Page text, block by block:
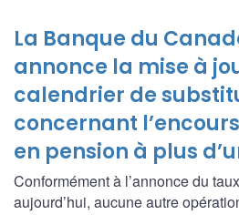
La Banque du
annonce la mise à
calendrier de
concernant
en pension à plus
Conformément à l’annonce du
aujourd’hui, aucune autre